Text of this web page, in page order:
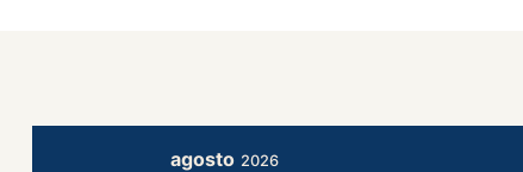
agosto 2026